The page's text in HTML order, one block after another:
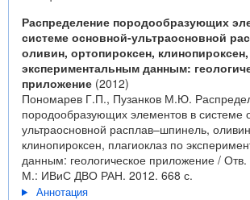
Распределение породообразующих
системе основной-ультраосновной
оливин, ортопироксен,
экспериментальным данным:
приложение (2012)
Пономарев Г.П., Пузанков М.Ю.
породообразующих элементов в системе
ультраосновной расплав–шпинель,
клинопироксен, плагиоклаз по
данным: геологическое приложение /
М.: ИВиС ДВО РАН. 2012. 668 с.
Аннотация